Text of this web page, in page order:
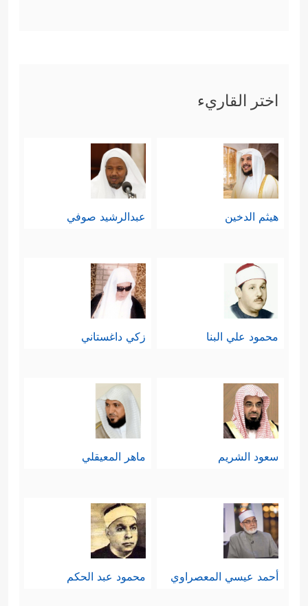
اختر القاريء
هيثم الدخين عبدالرشيد صوفي
محمود علي البنا زكي داغستاني
سعود الشريم ماهر المعيقلي
أحمد عيسي المعصراوي محمود عبد الحكم